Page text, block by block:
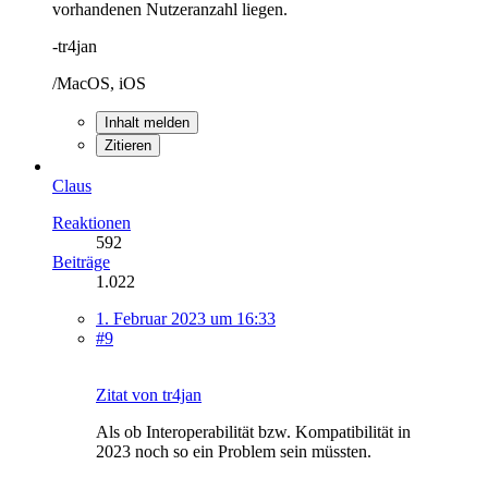
vorhandenen Nutzeranzahl liegen.
-tr4jan
/MacOS, iOS
Inhalt melden
Zitieren
Claus
Reaktionen
592
Beiträge
1.022
1. Februar 2023 um 16:33
#9
Zitat von tr4jan
Als ob Interoperabilität bzw. Kompatibilität in
2023 noch so ein Problem sein müssten.